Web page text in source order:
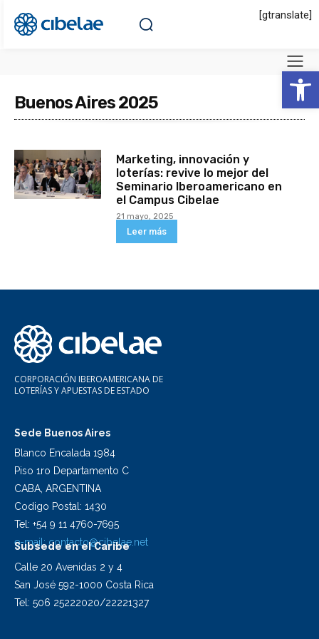
Abrir
[gtranslate]
Buenos Aires 2025
Marketing, innovación y
loterías: revive lo mejor del
Seminario Iberoamericano en
el Campus Cibelae
21 mayo, 2025
Leer más
CORPORACIÓN IBEROAMERICANA DE
LOTERÍAS Y APUESTAS DE ESTADO
Sede Buenos Aires
Blanco Encalada 1984
Piso 1ro Departamento C
CABA, ARGENTINA
Codigo Postal: 1430
Tel: +54 9 11 4760-7695
e-mail: contacto@cibelae.net
Subsede en el Caribe
Calle 20 Avenidas 2 y 4
San José 592-1000 Costa Rica
Tel: 506 25222020/22221327